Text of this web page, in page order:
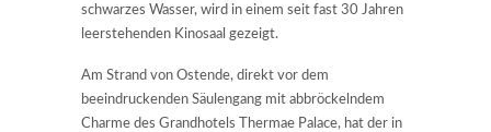
schwarzes Wasser, wird in einem seit fast 30 Jahren
leerstehenden Kinosaal gezeigt.
Am Strand von Ostende, direkt vor dem
beeindruckenden Säulengang mit abbröckelndem
Charme des Grandhotels Thermae Palace, hat der in